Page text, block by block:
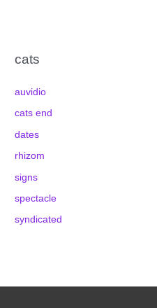
cats
auvidio
cats end
dates
rhizom
signs
spectacle
syndicated